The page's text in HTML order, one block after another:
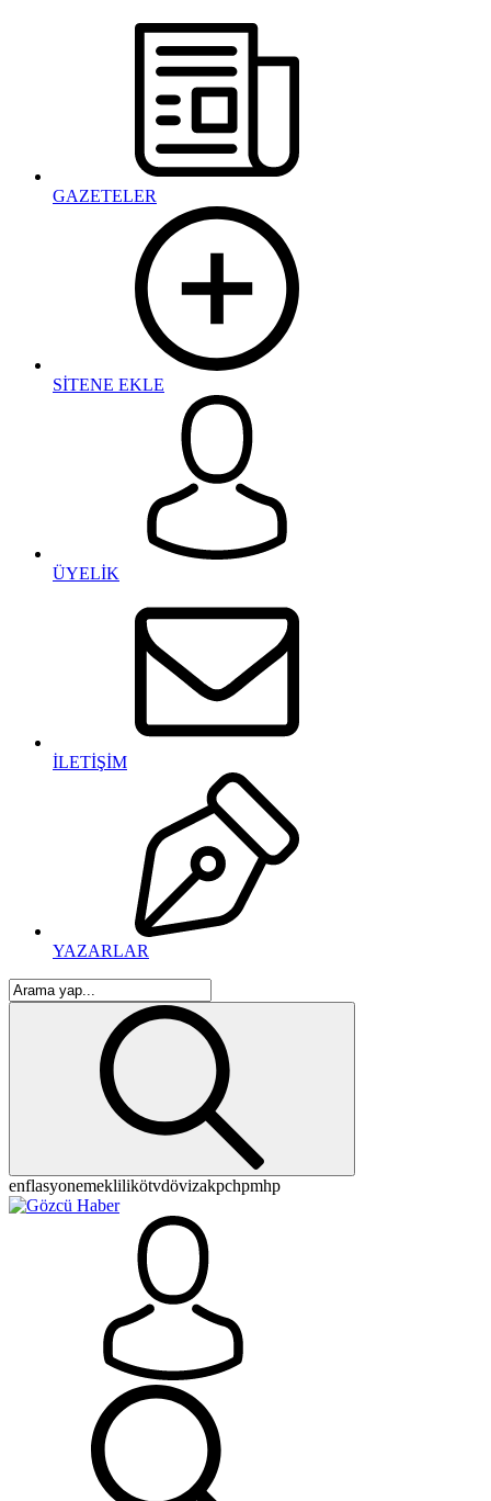
GAZETELER
SİTENE EKLE
ÜYELİK
İLETİŞİM
YAZARLAR
enflasyonemeklilikötvdövizakpchpmhp